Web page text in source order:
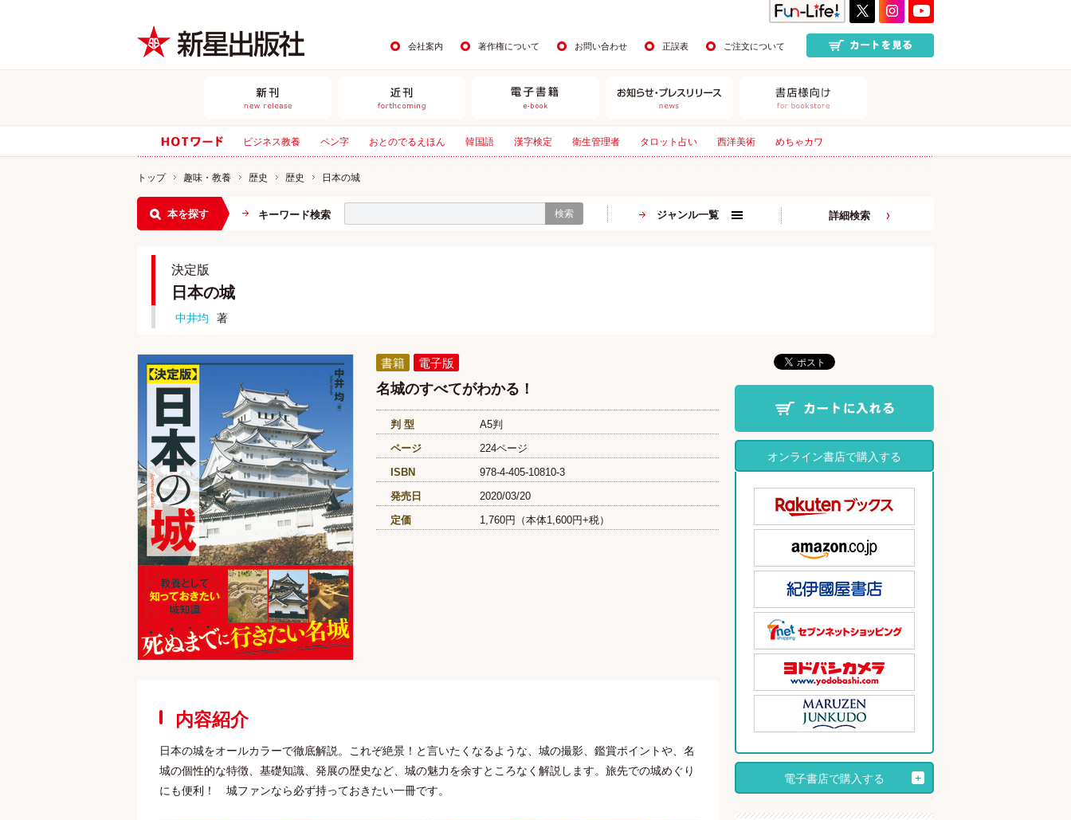
会社案内 著作権について お問い合わせ 正誤表 ご注文について
ビジネス教養 ペン字 おとのでるえほん 韓国語 漢字検定 衛生管理者 タロット占い 西洋美術 めちゃカワ
トップ 趣味・教養 歴史 歴史 日本の城
本を探す キーワード検索 検索 ジャンル一覧 詳細検索
決定版
日本の城
中井均 著
書籍 電子版
名城のすべてがわかる！
判 型
A5判
ページ
224ページ
ISBN
978-4-405-10810-3
発売日
2020/03/20
定価
1,760円（本体1,600円+税）
内容紹介
日本の城をオールカラーで徹底解説。これぞ絶景！と言いたくなるような、城の撮影、鑑賞ポイントや、名
城の個性的な特徴、基礎知識、発展の歴史など、城の魅力を余すところなく解説します。旅先での城めぐり
にも便利！ 城ファンなら必ず持っておきたい一冊です。
オンライン書店で購入する
電子書店で購入する